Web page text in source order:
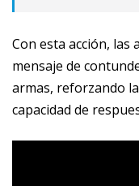
Con esta acción, las
mensaje de
armas, reforzando
capacidad de